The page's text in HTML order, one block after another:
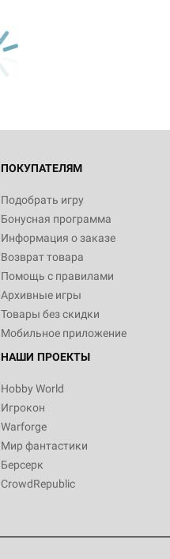
ПОКУПАТЕЛЯМ
Подобрать игру
Бонусная программа
Информация о заказе
Возврат товара
Помощь с правилами
Архивные игры
Товары без скидки
Мобильное приложение
НАШИ ПРОЕКТЫ
Hobby World
Игрокон
Warforge
Мир фантастики
Берсерк
CrowdRepublic